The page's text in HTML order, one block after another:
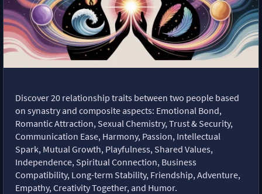
Discover 20 relationship traits between two people based
on synastry and composite aspects: Emotional Bond,
Romantic Attraction, Sexual Chemistry, Trust & Security,
Communication Ease, Harmony, Passion, Intellectual
Spark, Mutual Growth, Playfulness, Shared Values,
Independence, Spiritual Connection, Business
Compatibility, Long-term Stability, Friendship, Adventure,
Empathy, Creativity Together, and Humor.